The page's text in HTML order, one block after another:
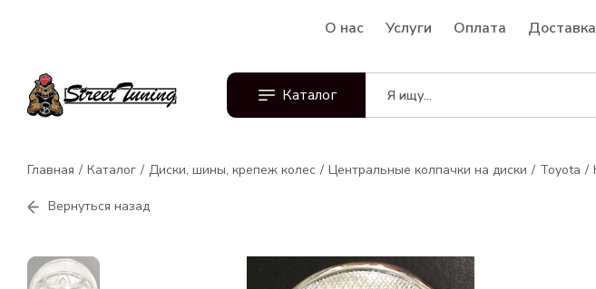
О нас Услуги Оплата Доставка
Каталог
Главная Каталог Диски, шины, крепеж колес Центральные колпачки на диски Toyota
Вернуться назад